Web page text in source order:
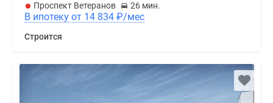
Проспект Ветеранов
26 мин.
В ипотеку от 14 834 ₽/мес
Строится